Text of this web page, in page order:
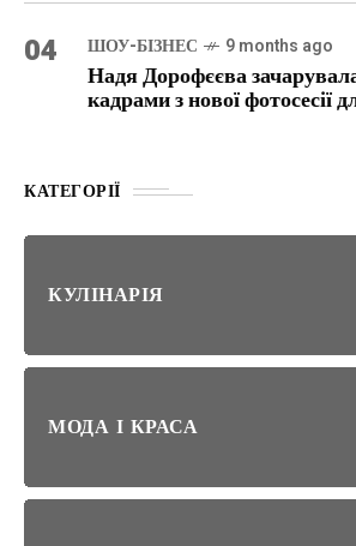
04 ШОУ-БІЗНЕС 9 months ago
Надя Дорофєєва
кадрами з нової фотосесії
КАТЕГОРІЇ
КУЛІНАРІЯ
МОДА І КРАСА